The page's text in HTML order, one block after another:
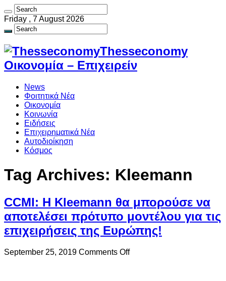
Friday , 7 August 2026
Thesseconomy
Οικονομία – Επιχειρείν
News
Φοιτητικά Νέα
Οικονομία
Κοινωνία
Ειδήσεις
Επιχειρηματικά Νέα
Αυτοδιοίκηση
Κόσμος
Tag Archives: Kleemann
CCMI: Η Kleemann θα μπορούσε να
αποτελέσει πρότυπο μοντέλου για τις
επιχειρήσεις της Ευρώπης!
September 25, 2019 Comments Offon